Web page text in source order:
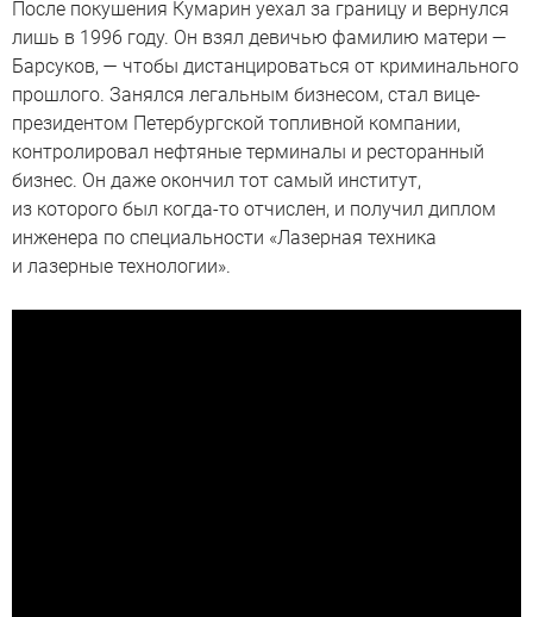
После покушения Кумарин уехал за границу и вернулся
лишь в 1996 году. Он взял девичью фамилию матери —
Барсуков, — чтобы дистанцироваться от криминального
прошлого. Занялся легальным бизнесом, стал вице-
президентом Петербургской топливной компании,
контролировал нефтяные терминалы и ресторанный
бизнес. Он даже окончил тот самый институт,
из которого был когда-то отчислен, и получил диплом
инженера по специальности «Лазерная техника
и лазерные технологии».